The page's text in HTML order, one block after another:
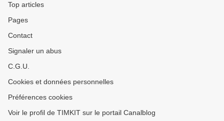
Top articles
Pages
Contact
Signaler un abus
C.G.U.
Cookies et données personnelles
Préférences cookies
Voir le profil de TIMKIT sur le portail Canalblog